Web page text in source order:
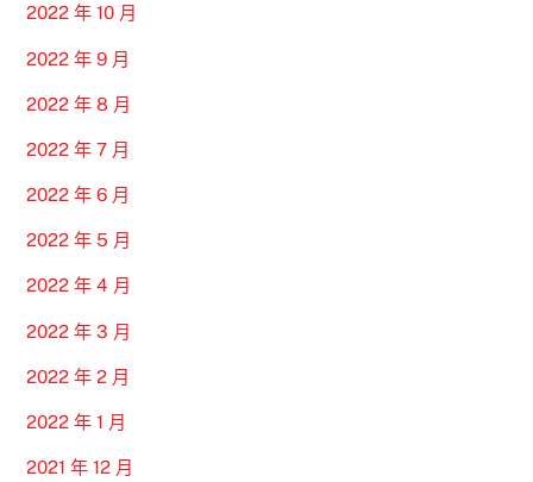
2022 年 10 月
2022 年 9 月
2022 年 8 月
2022 年 7 月
2022 年 6 月
2022 年 5 月
2022 年 4 月
2022 年 3 月
2022 年 2 月
2022 年 1 月
2021 年 12 月